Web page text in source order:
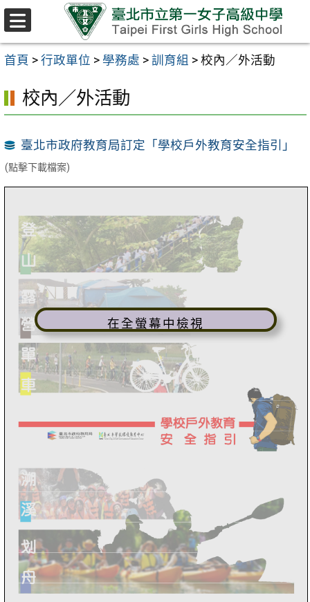
跳至主要內容區
首頁 > 行政單位 > 學務處 > 訓育組 > 校內／外活動
校內／外活動
臺北市政府教育局訂定「學校戶外教育安全指引」
(點擊下載檔案)
在全螢幕中檢視
選
單